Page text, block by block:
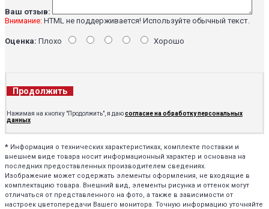
Ваш отзыв:
Внимание: HTML не поддерживается! Используйте обычный текст.
Оценка: Плохо Хорошо
Продолжить
Нажимая на кнопку "Продолжить", я даюсогласие на обработку персональных
данных
* Информация о технических характеристиках, комплекте поставки и
внешнем виде товара носит информационный характер и основана на
последних предоставленных производителем сведениях.
Изображение может содержать элементы оформления, не входящие в
комплектацию товара. Внешний вид, элементы рисунка и оттенок могут
отличаться от представленного на фото, а также в зависимости от
настроек цветопередачи Вашего монитора. Точную информацию уточняйте